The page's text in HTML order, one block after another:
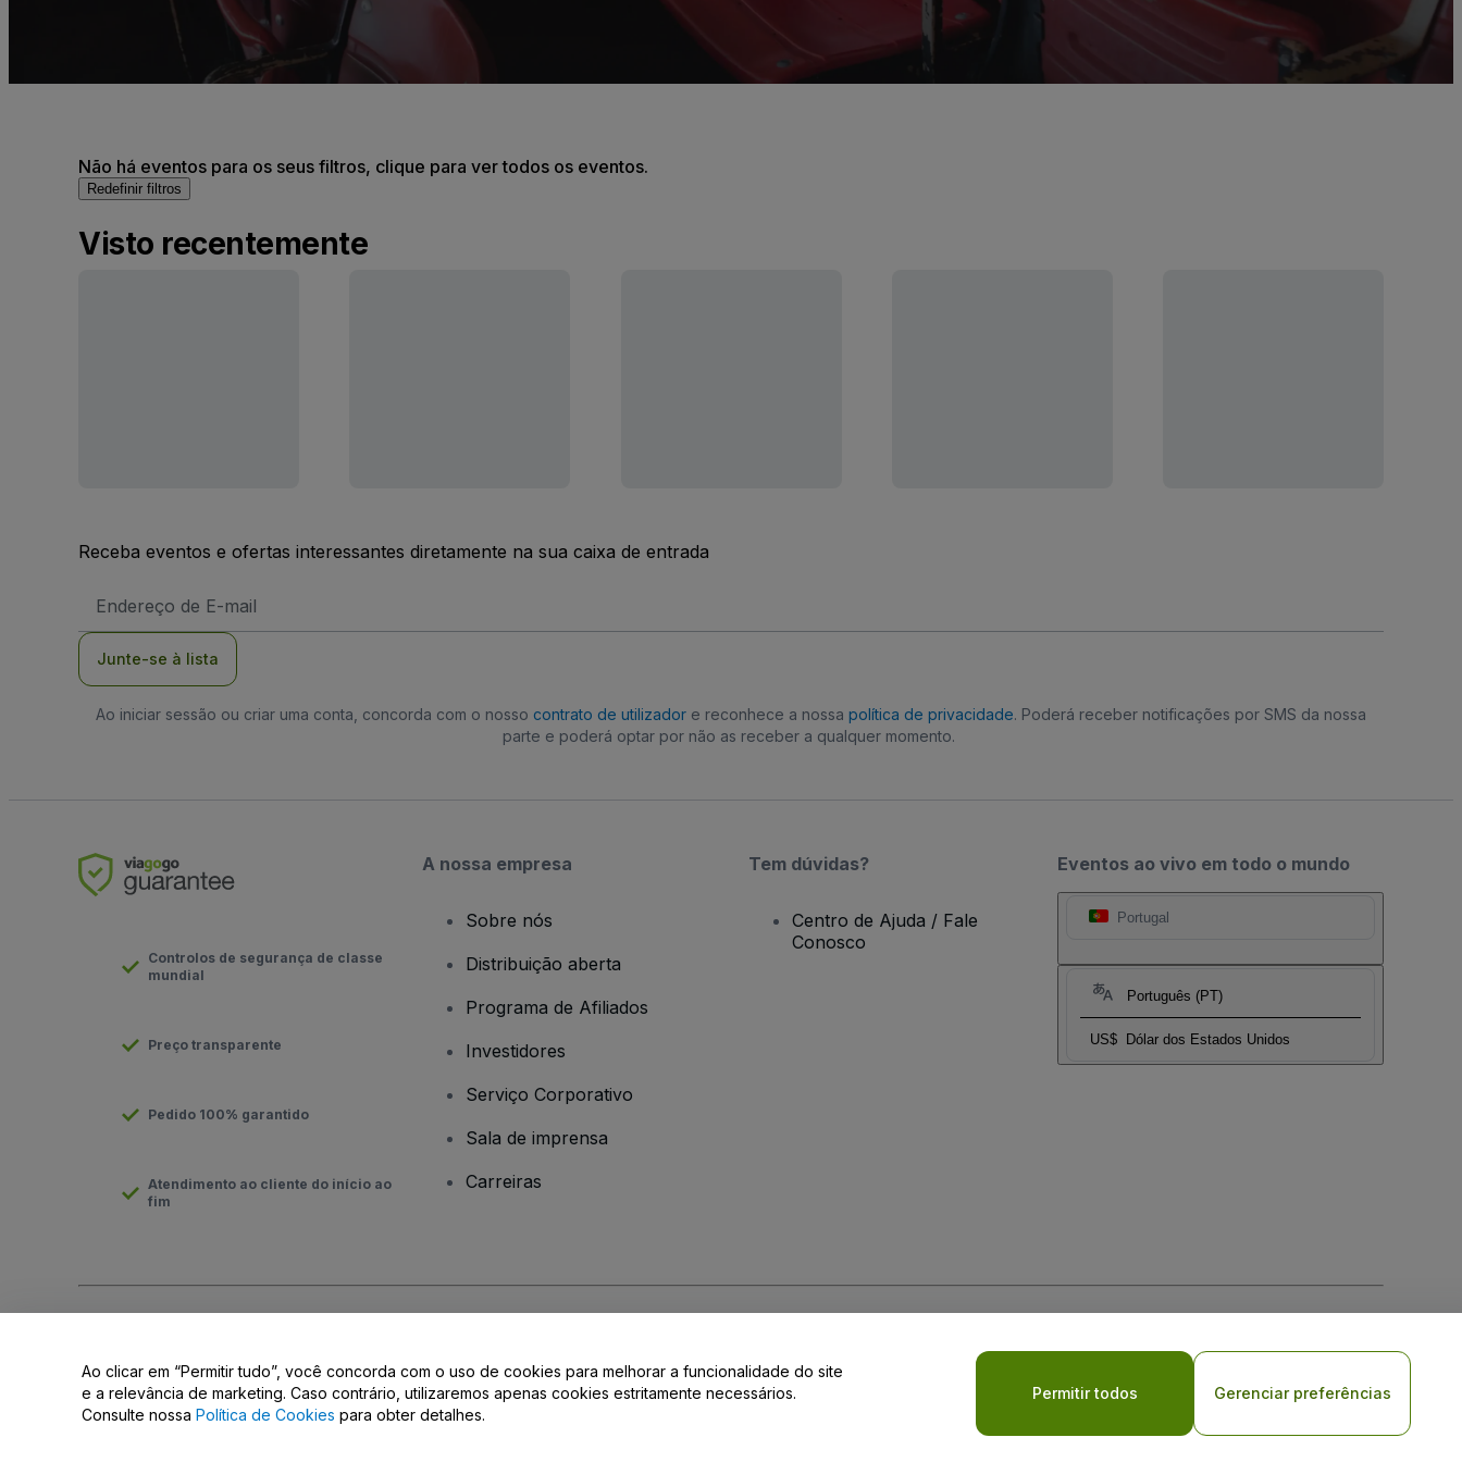
Não há eventos para os seus filtros, clique para ver todos os eventos.
Redefinir filtros
Visto recentemente
Receba eventos e ofertas interessantes diretamente na sua caixa de entrada
de
Junte-se à lista
Ao iniciar sessão ou criar uma conta, concorda com o nosso contrato de utilizador e reconhece a nossa política de privacidade. Poderá receber notificações por SMS da nossa
parte e poderá optar por não as receber a qualquer momento.
Eventos ao vivo em todo o mundo
Portugal
Português (PT)
US$ Dólar dos Estados Unidos
Controlos de segurança de classe
mundial
Preço transparente
Pedido 100% garantido
Atendimento ao cliente do início ao
fim
A nossa empresa
Sobre nós
Distribuição aberta
Programa de Afiliados
Investidores
Serviço Corporativo
Sala de imprensa
Carreiras
Tem dúvidas?
Centro de Ajuda / Fale
Conosco
Não partilhar as minhas informações pessoais/as suas opções de privacidade.
Ao clicar em “Permitir tudo”, você concorda com o uso de cookies para melhorar a funcionalidade do site
e a relevância de marketing. Caso contrário, utilizaremos apenas cookies estritamente necessários.
Consulte nossa Política de Cookies para obter detalhes.
Permitir todos Gerenciar preferências